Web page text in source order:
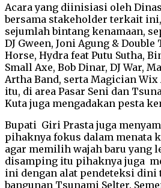
Acara yang diinisiasi oleh
bersama stakeholder terkait
sejumlah bintang kenamaan,
DJ Gween, Joni Agung &
Horse, Hydra feat Putu Sutha,
Small Axe, Bob Dinar, DJ War,
Artha Band, serta Magician
itu, di area Pasar Seni dan
Kuta juga mengadakan pesta
Bupati Giri Prasta juga
pihaknya fokus dalam menata
agar memilih wajah baru yang
disamping itu pihaknya juga
ini dengan alat pendeteksi dini
bangunan Tsunami Selter.